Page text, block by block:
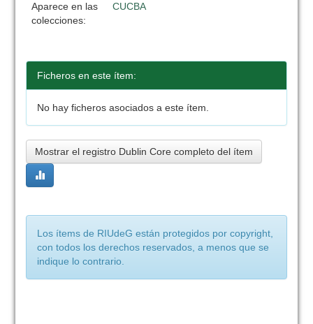
Aparece en las
colecciones:
CUCBA
Ficheros en este ítem:
No hay ficheros asociados a este ítem.
Mostrar el registro Dublin Core completo del ítem
Los ítems de RIUdeG están protegidos por copyright,
con todos los derechos reservados, a menos que se
indique lo contrario.